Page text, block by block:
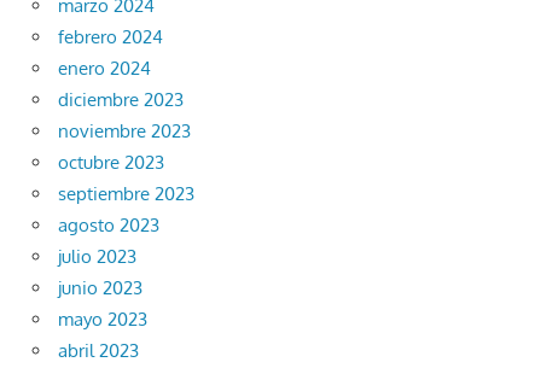
marzo 2024
febrero 2024
enero 2024
diciembre 2023
noviembre 2023
octubre 2023
septiembre 2023
agosto 2023
julio 2023
junio 2023
mayo 2023
abril 2023